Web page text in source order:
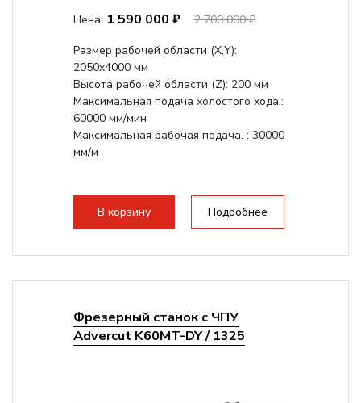
Цена: 1 590 000 ₽
2 700 000 ₽
Размер рабочей области (Х,Y):
2050x4000 мм
Высота рабочей области (Z): 200 мм
Максимальная подача холостого хода.:
60000 мм/мин
Максимальная рабочая подача. : 30000
мм/м
В корзину Подробнее
Фрезерный станок с ЧПУ
Advercut K60MT-DY / 1325